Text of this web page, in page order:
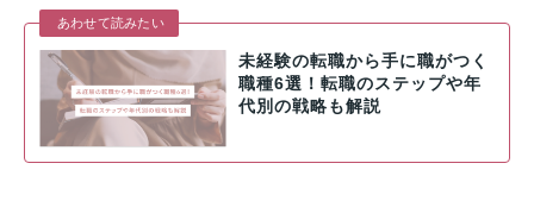
あわせて読みたい
未経験の転職から手に職がつく
職種6選！転職のステップや年
代別の戦略も解説